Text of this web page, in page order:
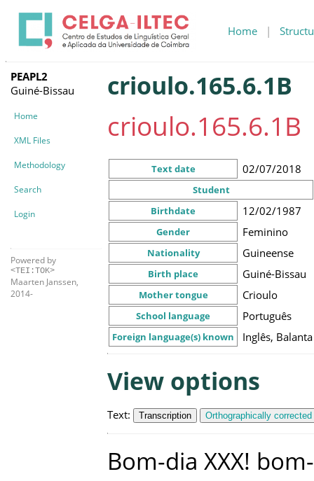
Home |
PEAPL2
Guiné-Bissau
Home
XML Files
Methodology
Search
Login
Powered by
<TEI:TOK>
Maarten Janssen,
2014-
crioulo.165.6.1B
crioulo.165.6.1B
Text date 02/07/2018
Student
Birthdate
12/02/1987
Gender Feminino
Nationality Guineense
Birth place Guiné-Bissau
Mother tongue Crioulo
School language Português
Foreign language(s) known Inglês, Balanta
View options
Text: Transcription Orthographically
Bom-dia XXX!